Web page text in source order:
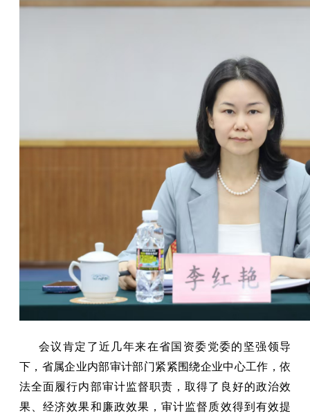
会议肯定了近几年来在省国资委党委的坚强领导
下，省属企业内部审计部门紧紧围绕企业中心工作，依
法全面履行内部审计监督职责，取得了良好的政治效
果、经济效果和廉政效果，审计监督质效得到有效提